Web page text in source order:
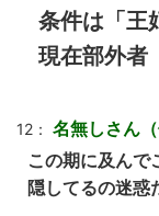
条件は「王
現在部外者
12： 名無しさん（
この期に及んで
隠してるの迷惑